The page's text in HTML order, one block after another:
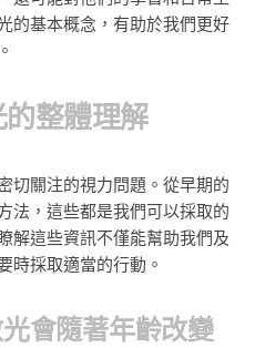
的基本概念，有助於我們更好
整體理解
切關注的視力問題。從早期的
法，這些都是我們可以採取的
解這些資訊不僅能幫助我們及
時採取適當的行動。
會隨著年齡改變